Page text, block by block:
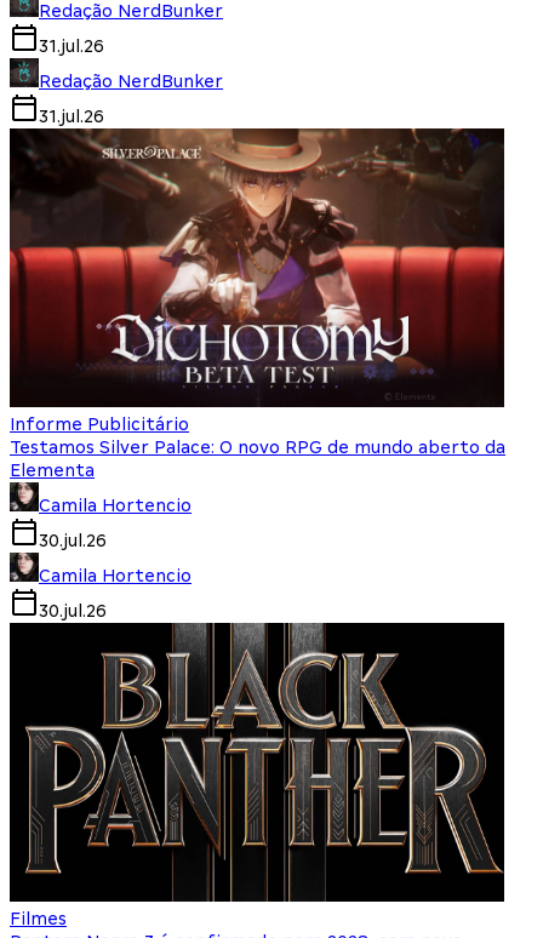
Redação NerdBunker
31.jul.26
Redação NerdBunker
31.jul.26
Informe Publicitário
Testamos Silver Palace: O novo RPG de mundo aberto da
Elementa
Camila Hortencio
30.jul.26
Camila Hortencio
30.jul.26
Filmes